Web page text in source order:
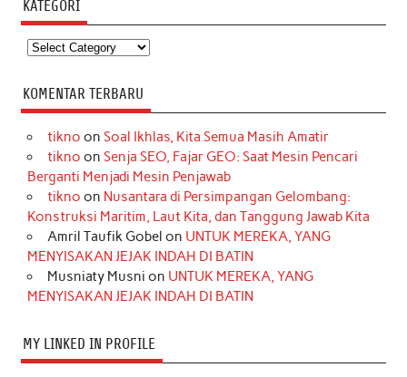
KATEGORI
Kategori
KOMENTAR TERBARU
tikno on Soal Ikhlas, Kita Semua Masih Amatir
tikno on Senja SEO, Fajar GEO: Saat Mesin Pencari
Berganti Menjadi Mesin Penjawab
tikno on Nusantara di Persimpangan Gelombang:
Konstruksi Maritim, Laut Kita, dan Tanggung Jawab Kita
Amril Taufik Gobel on UNTUK MEREKA, YANG
MENYISAKAN JEJAK INDAH DI BATIN
Musniaty Musni on UNTUK MEREKA, YANG
MENYISAKAN JEJAK INDAH DI BATIN
MY LINKED IN PROFILE